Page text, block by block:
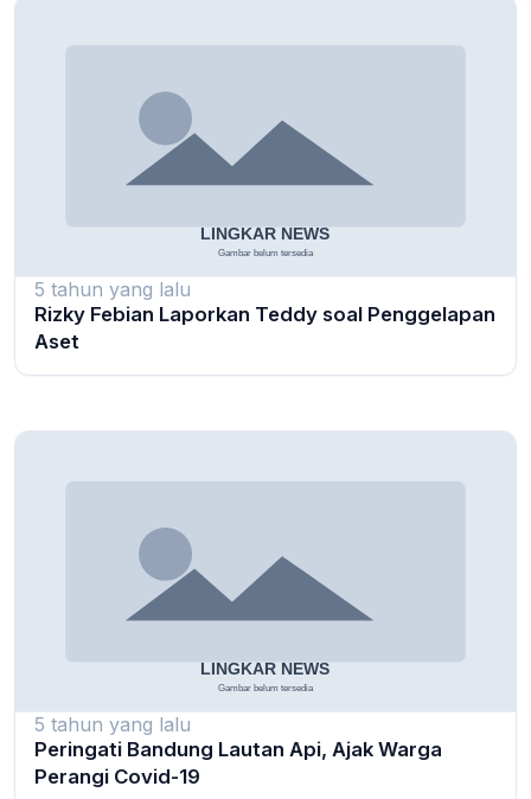
5 tahun yang lalu
Rizky Febian Laporkan Teddy soal Penggelapan
Aset
5 tahun yang lalu
Peringati Bandung Lautan Api, Ajak Warga
Perangi Covid-19